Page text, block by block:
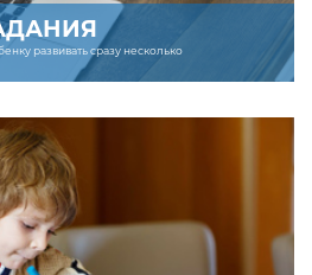
развивать сразу несколько